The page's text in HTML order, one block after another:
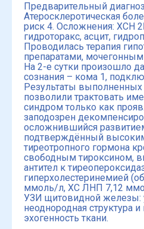
Предварительный
Атеросклеротическая
риск 4. Осложнения: ХСН
гидроторакс, асцит,
Проводилась терапия
препаратами,
На 2-е сутки произошло
сознания – кома 1,
Результаты
позволили трактовать
синдром только как
заподозрен
осложнившийся
подтверждённый
тиреотропного гормона
свободным тироксином,
антител к
гиперхолестеринемией
ммоль/л, ХС ЛНП 7,12
УЗИ щитовидной
неоднородная структура
эхогенность ткани.